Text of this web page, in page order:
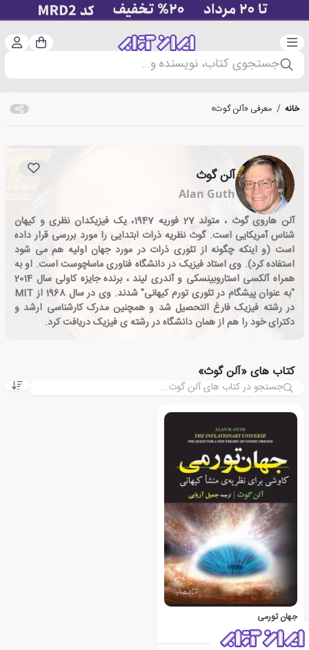
دسته‌بندی سبد
جستجوی کتاب، نویسنده و...
خانه / معرفی «آلن گوث»
آلن گوث
Alan Guth
آلن هاروی گوث ، متولد 27 فوریه 1947، یک فیزیکدان نظری و کیهان
شناس آمریکایی است. گوث نظریه ذرات ابتدایی را مورد بررسی قرار داده
است (و اینکه چگونه از تئوری ذرات در مورد جهان اولیه هم می شود
استفاده کرد). وی استاد فیزیک در دانشگاه فناوری ماساچوست است. او به
همراه آلکسی استاروبینسکی و آندری لیند ، برنده جایزه کاولی سال 2014
"به عنوان پیشگام در تئوری تورم کیهانی" شدند. وی در سال 1968 از MIT
در رشته فیزیک فارغ التحصیل شد و همچنین مدرک کارشناسی ارشد و
دکترای خود را هم از همان دانشگاه در رشته ی فیزیک دریافت کرد.
کتاب های «آلن گوث»
جهان تورمی
آلن گوث